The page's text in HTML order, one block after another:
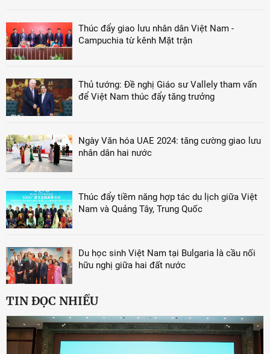
Thúc đẩy giao lưu nhân dân Việt Nam -
Campuchia từ kênh Mặt trận
Thủ tướng: Đề nghị Giáo sư Vallely tham vấn
để Việt Nam thúc đẩy tăng trưởng
Ngày Văn hóa UAE 2024: tăng cường giao lưu
nhân dân hai nước
Thúc đẩy tiềm năng hợp tác du lịch giữa Việt
Nam và Quảng Tây, Trung Quốc
Du học sinh Việt Nam tại Bulgaria là cầu nối
hữu nghị giữa hai đất nước
TIN ĐỌC NHIỀU